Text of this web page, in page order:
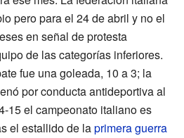
pero para el 24 de abril y no el
en señal de protesta
de las categorías inferiores.
fue una goleada, 10 a 3; la
por conducta antideportiva al
15 el campeonato italiano es
el estallido de laprimera guerra